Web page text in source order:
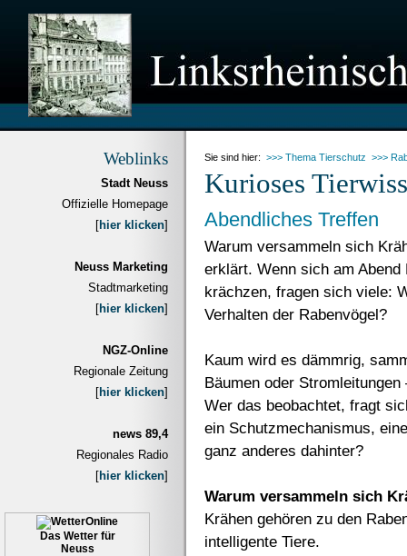
Weblinks
Stadt Neuss
Offizielle Homepage
[hier klicken]
Neuss Marketing
Stadtmarketing
[hier klicken]
NGZ-Online
Regionale Zeitung
[hier klicken]
news 89,4
Regionales Radio
[hier klicken]
Das Wetter für
Neuss
Sie sind hier: >>> Thema Tierschutz >>>
Kurioses
Abendliches Treffen
Warum versammeln sich
erklärt. Wenn sich am
krächzen, fragen sich viele:
Verhalten der Rabenvögel?
Kaum wird es dämmrig,
Bäumen oder
Wer das beobachtet, fragt
ein Schutzmechanismus,
ganz anderes dahinter?
Warum versammeln sich
Krähen gehören zu den
intelligente Tiere.